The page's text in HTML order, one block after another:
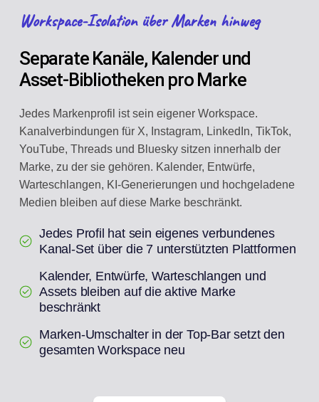
Workspace-Isolation über Marken hinweg
Separate Kanäle, Kalender und
Asset-Bibliotheken pro Marke
Jedes Markenprofil ist sein eigener Workspace.
Kanalverbindungen für X, Instagram, LinkedIn, TikTok,
YouTube, Threads und Bluesky sitzen innerhalb der
Marke, zu der sie gehören. Kalender, Entwürfe,
Warteschlangen, KI-Generierungen und hochgeladene
Medien bleiben auf diese Marke beschränkt.
Jedes Profil hat sein eigenes verbundenes
Kanal-Set über die 7 unterstützten Plattformen
Kalender, Entwürfe, Warteschlangen und
Assets bleiben auf die aktive Marke
beschränkt
Marken-Umschalter in der Top-Bar setzt den
gesamten Workspace neu